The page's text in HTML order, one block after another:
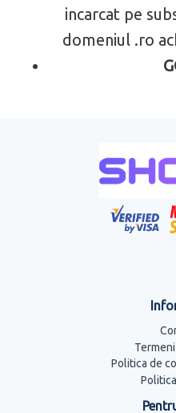
incarcat pe
domeniul .ro
Politica de